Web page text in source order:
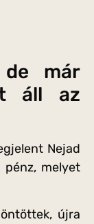
de már
áll az
Nejad
pénz, melyet
újra